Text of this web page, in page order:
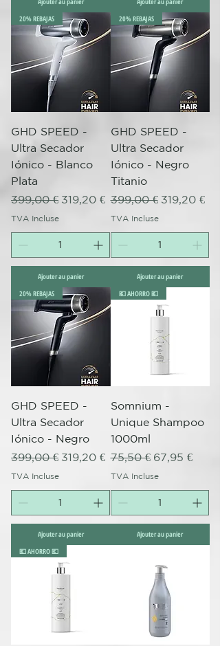
20% REBAJAS
GHD SPEED -
Ultra Secador
Iónico - Blanco
Plata
Prix original
399,00 € Prix promotionnel
319,20 €
TVA Incluse
Ajouter au panier
20% REBAJAS
GHD SPEED -
Ultra Secador
Iónico - Negro
Titanio
Prix original
399,00 € Prix
319,20 €
TVA Incluse
Ajouter au panier
20% REBAJAS
GHD SPEED -
Ultra Secador
Iónico - Negro
Prix original
399,00 € Prix promotionnel
319,20 €
TVA Incluse
Ajouter au panier
💶 AHORRO 💶
Somnium -
Unique Shampoo
1000ml
Prix original
75,50 € Prix
67,95 €
TVA Incluse
Ajouter au panier
💶 AHORRO 💶